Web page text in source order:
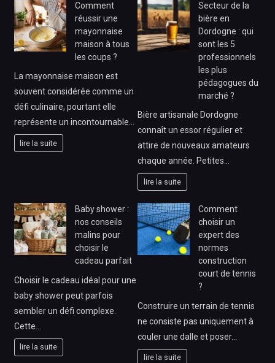
Comment
réussir une
mayonnaise
maison à tous
les coups ?
La mayonnaise maison est
souvent considérée comme un
défi culinaire, pourtant elle
représente un incontournable…
lire la suite
Secteur de la
bière en
Dordogne : qui
sont les 5
professionnels
les plus
pédagogues du
marché ?
Bière artisanale Dordogne
connaît un essor régulier et
attire de nouveaux amateurs
chaque année. Petites…
lire la suite
Baby shower :
nos conseils
malins pour
choisir le
cadeau parfait
Choisir le cadeau idéal pour une
baby shower peut parfois
sembler un défi complexe.
Cette…
lire la suite
Comment
choisir un
expert des
normes
construction
court de tennis
?
Construire un terrain de tennis
ne consiste pas uniquement à
couler une dalle et poser…
lire la suite